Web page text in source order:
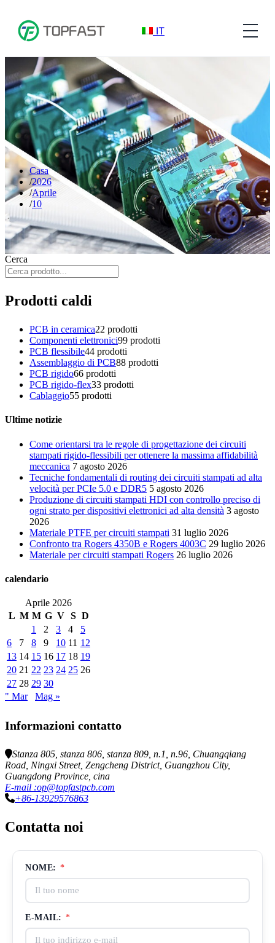
IT
Casa
2026
Aprile
10
Cerca
Prodotti caldi
PCB in ceramica22 prodotti
Componenti elettronici99 prodotti
PCB flessibile44 prodotti
Assemblaggio di PCB88 prodotti
PCB rigido66 prodotti
PCB rigido-flex33 prodotti
Cablaggio55 prodotti
Ultime notizie
Come orientarsi tra le regole di progettazione dei circuiti
stampati rigido-flessibili per ottenere la massima affidabilità
meccanica 7 agosto 2026
Tecniche fondamentali di routing dei circuiti stampati ad alta
velocità per PCIe 5.0 e DDR5 5 agosto 2026
Produzione di circuiti stampati HDI con controllo preciso di
ogni strato per dispositivi elettronici ad alta densità 3 agosto
2026
Materiale PTFE per circuiti stampati 31 luglio 2026
Confronto tra Rogers 4350B e Rogers 4003C 29 luglio 2026
Materiale per circuiti stampati Rogers 26 luglio 2026
calendario
Aprile 2026
L M M G V S D
1
2 3 4
5
6
7 8 9 10 11 12
13 14 15 16 17 18 19
20 21 22 23 24 25 26
27 28 29 30
" Mar
Mag »
Informazioni contatto
Stanza 805, stanza 806, stanza 809, n.1, n.96, Chuangqiang
Road, Ningxi Street, Zengcheng District, Guangzhou City,
Guangdong Province, cina
E-mail :op@topfastpcb.com
+86-13929576863
Contatta noi
NOME: *
E-MAIL: *